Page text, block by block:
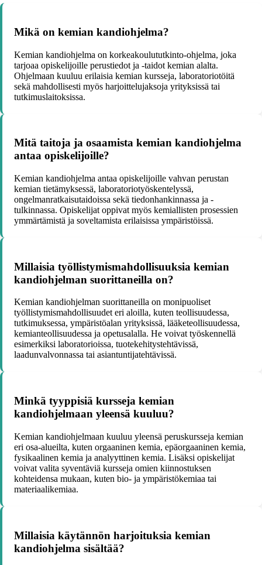
Mikä on kemian kandiohjelma?
Kemian kandiohjelma on korkeakoulututkinto-ohjelma, joka
tarjoaa opiskelijoille perustiedot ja -taidot kemian alalta.
Ohjelmaan kuuluu erilaisia kemian kursseja, laboratoriotöitä
sekä mahdollisesti myös harjoittelujaksoja yrityksissä tai
tutkimuslaitoksissa.
Mitä taitoja ja osaamista kemian kandiohjelma
antaa opiskelijoille?
Kemian kandiohjelma antaa opiskelijoille vahvan perustan
kemian tietämyksessä, laboratoriotyöskentelyssä,
ongelmanratkaisutaidoissa sekä tiedonhankinnassa ja -
tulkinnassa. Opiskelijat oppivat myös kemiallisten prosessien
ymmärtämistä ja soveltamista erilaisissa ympäristöissä.
Millaisia työllistymismahdollisuuksia kemian
kandiohjelman suorittaneilla on?
Kemian kandiohjelman suorittaneilla on monipuoliset
työllistymismahdollisuudet eri aloilla, kuten teollisuudessa,
tutkimuksessa, ympäristöalan yrityksissä, lääketeollisuudessa,
kemianteollisuudessa ja opetusalalla. He voivat työskennellä
esimerkiksi laboratorioissa, tuotekehitystehtävissä,
laadunvalvonnassa tai asiantuntijatehtävissä.
Minkä tyyppisiä kursseja kemian
kandiohjelmaan yleensä kuuluu?
Kemian kandiohjelmaan kuuluu yleensä peruskursseja kemian
eri osa-alueilta, kuten orgaaninen kemia, epäorgaaninen kemia,
fysikaalinen kemia ja analyyttinen kemia. Lisäksi opiskelijat
voivat valita syventäviä kursseja omien kiinnostuksen
kohteidensa mukaan, kuten bio- ja ympäristökemiaa tai
materiaalikemiaa.
Millaisia käytännön harjoituksia kemian
kandiohjelma sisältää?